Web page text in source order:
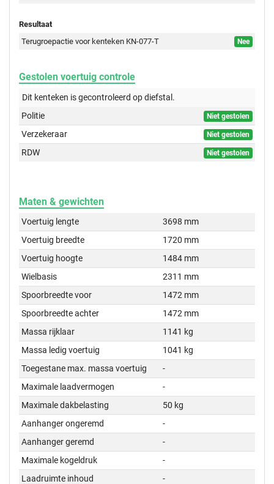
Resultaat
Terugroepactie voor kenteken KN-077-T
Nee
Gestolen voertuig controle
Dit kenteken is gecontroleerd opdiefstal.
Politie
Niet gestolen
Verzekeraar Niet gestolen
RDW Niet gestolen
Maten & gewichten
Voertuig lengte
3698 mm
Voertuig breedte
1720 mm
Voertuig hoogte
1484 mm
Wielbasis
2311 mm
Spoorbreedte voor
1472 mm
Spoorbreedte achter
1472 mm
Massa rijklaar
1141 kg
Massa ledig voertuig
1041 kg
Toegestane max. massa voertuig
-
Maximale laadvermogen
-
Maximale dakbelasting
50 kg
Aanhanger ongeremd
-
Aanhanger geremd
-
Maximale kogeldruk
-
Laadruimte inhoud
-